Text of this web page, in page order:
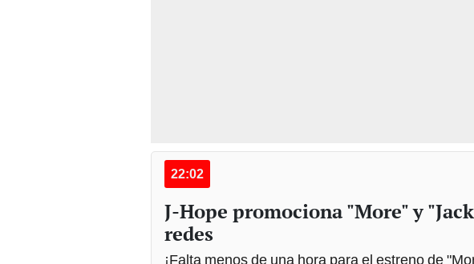
22:02
J-Hope promociona "More" y
redes
¡Falta menos de una hora para el estreno de